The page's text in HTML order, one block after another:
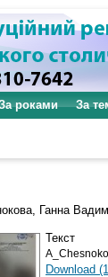
роками За
Ганна
Текст
Download